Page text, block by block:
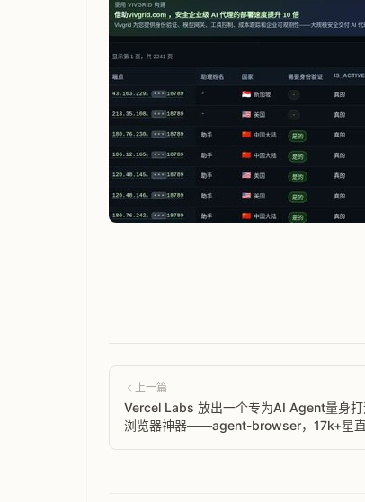
上一篇
Vercel Labs 放出一个专为AI Agent量身
浏览器神器——agent-browser，17k+星